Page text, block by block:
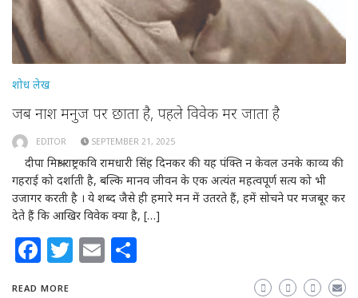
शोध लेख
जब नाश मनुज पर छाता है, पहले विवेक मर जाता है
EDITOR SEPTEMBER 21, 2025
दीपा मिश्रा राष्ट्रकवि रामधारी सिंह दिनकर की यह पंक्ति न केवल उनके काव्य की
गहराई को दर्शाती है, बल्कि मानव जीवन के एक अत्यंत महत्वपूर्ण सत्य को भी
उजागर करती है । ये शब्द जैसे ही हमारे मन में उतरते हैं, हमें सोचने पर मजबूर कर
देते हैं कि आखिर विवेक क्या है, […]
Facebook
Twitter
Email
READ MORE